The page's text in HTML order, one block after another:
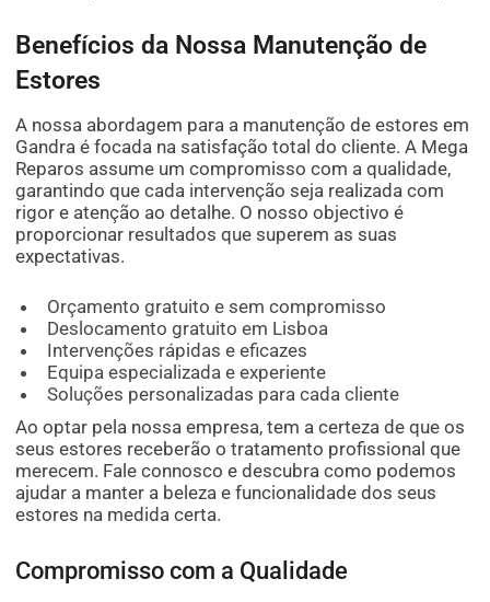
Benefícios da Nossa Manutenção de
Estores
A nossa abordagem para a manutenção de estores em
Gandra é focada na satisfação total do cliente. A Mega
Reparos assume um compromisso com a qualidade,
garantindo que cada intervenção seja realizada com
rigor e atenção ao detalhe. O nosso objectivo é
proporcionar resultados que superem as suas
expectativas.
Orçamento gratuito e sem compromisso
Deslocamento gratuito em Lisboa
Intervenções rápidas e eficazes
Equipa especializada e experiente
Soluções personalizadas para cada cliente
Ao optar pela nossa empresa, tem a certeza de que os
seus estores receberão o tratamento profissional que
merecem. Fale connosco e descubra como podemos
ajudar a manter a beleza e funcionalidade dos seus
estores na medida certa.
Compromisso com a Qualidade